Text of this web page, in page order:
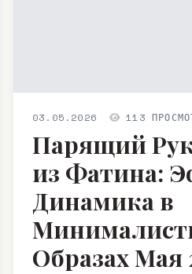
03.05.2026 113
Парящий
из Фатина:
Динамика в
Образах Мая